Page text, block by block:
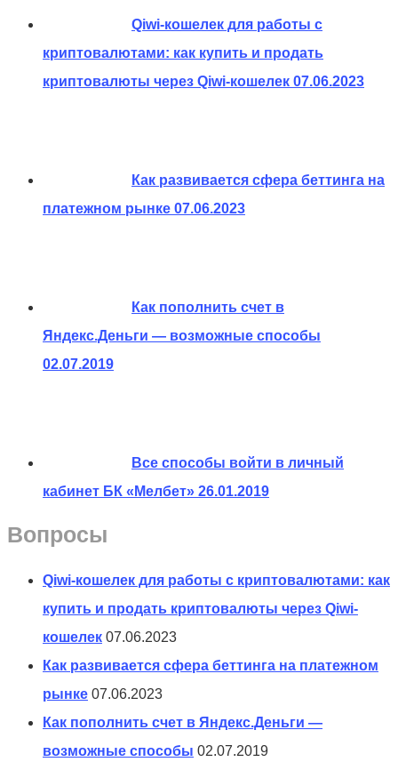
Qiwi-кошелек для работы с
криптовалютами: как купить и продать
криптовалюты через Qiwi-кошелек 07.06.2023
Как развивается сфера беттинга на
платежном рынке 07.06.2023
Как пополнить счет в
Яндекс.Деньги — возможные способы
02.07.2019
Все способы войти в личный
кабинет БК «Мелбет» 26.01.2019
Вопросы
Qiwi-кошелек для работы с криптовалютами: как
купить и продать криптовалюты через Qiwi-
кошелек 07.06.2023
Как развивается сфера беттинга на платежном
рынке 07.06.2023
Как пополнить счет в Яндекс.Деньги —
возможные способы 02.07.2019